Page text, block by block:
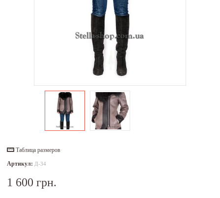
Таблица размеров
Артикул:Д-34
1 600 грн.